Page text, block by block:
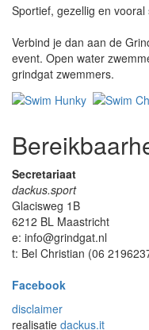
Sportief, gezellig en
Verbind je dan aan de
event. Open water
grindgat zwemmers.
Secretariaat
dackus.sport
Glacisweg 1B
6212 BL Maastricht
e: info@grindgat.nl
t: Bel Christian (06
Facebook
disclaimer
realisatie dackus.it